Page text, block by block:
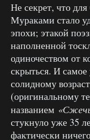
Не секрет, что
Мураками стало
эпохи; этакой
наполненной
одиночеством от
скрыться. И самое
солидному
(оригинальному
названием
стукнуло уже 35
фактически